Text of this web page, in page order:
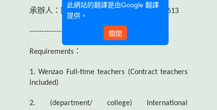
承辦人：國合處 國際交流組 李少涵 Ext.2613
-----------------------------------
Requirements ：
1. Wenzao Full-time teachers (Contract teachers
included)
2. (department/ college) International
此網站的翻譯是由Google 翻譯
提供。
關閉